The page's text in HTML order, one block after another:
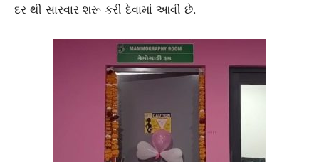
દર થી સારવાર શરૂ કરી દેવામાં આવી છે.